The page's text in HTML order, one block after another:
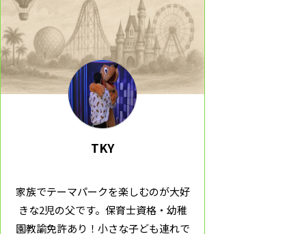
TKY
家族でテーマパークを楽しむのが大好
きな2児の父です。保育士資格・幼稚
園教諭免許あり！小さな子ども連れで